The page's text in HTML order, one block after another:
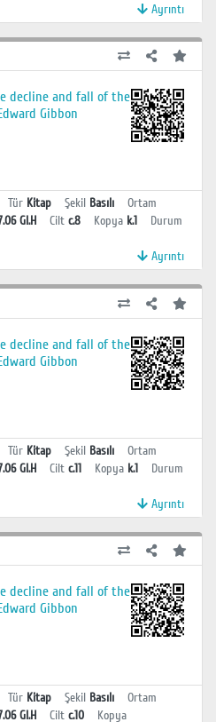
Ayrıntı
decline and fall of the
Gibbon
Tür Kitap Şekil Basılı
Ortam
GI.H Cilt c.8 Kopya k.1
Durum
Ayrıntı
decline and fall of the
Gibbon
Tür Kitap Şekil Basılı
Ortam
GI.H Cilt c.11 Kopya k.1
Durum
Ayrıntı
decline and fall of the
Gibbon
Tür Kitap Şekil Basılı
Ortam
GI.H Cilt c.10
Kopya